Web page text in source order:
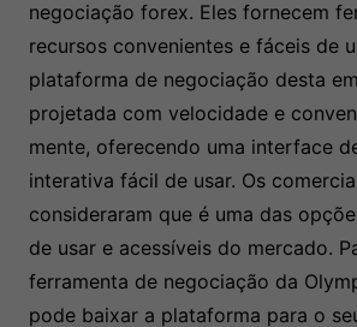
negociação forex. Eles fornecem
recursos convenientes e fáceis de
plataforma de negociação desta
projetada com velocidade e
mente, oferecendo uma interface
interativa fácil de usar. Os
consideraram que é uma das
de usar e acessíveis do mercado.
ferramenta de negociação da
pode baixar a plataforma para o